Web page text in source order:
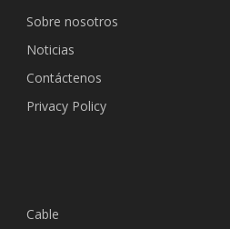
Sobre nosotros
Noticias
Contáctenos
Privacy Policy
Cable